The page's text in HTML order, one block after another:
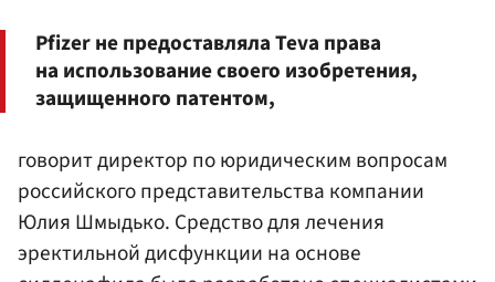
Pfizer не предоставляла Teva права
на использование своего изобретения,
защищенного патентом,
говорит директор по юридическим вопросам
российского представительства компании
Юлия Шмыдько. Средство для лечения
эректильной дисфункции на основе